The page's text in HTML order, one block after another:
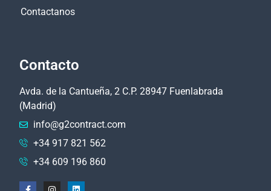
Contactanos
Contacto
Avda. de la Cantueña, 2 C.P. 28947 Fuenlabrada
(Madrid)
info@g2contract.com
+34 917 821 562
+34 609 196 860